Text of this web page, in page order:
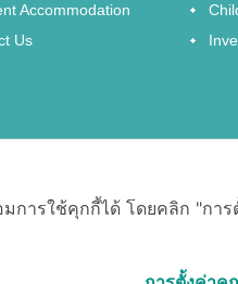
Accommodation
Us
การใช้คุกกี้ได้ โดยคลิก "กา